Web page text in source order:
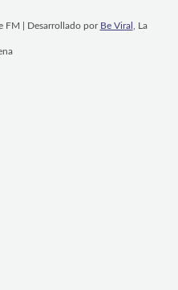
FM | Desarrollado por Be Viral , La